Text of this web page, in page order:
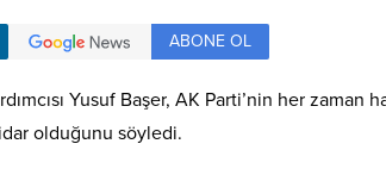
ABONE OL
Yusuf Başer, AK Parti’nin her zaman
olduğunu söyledi.